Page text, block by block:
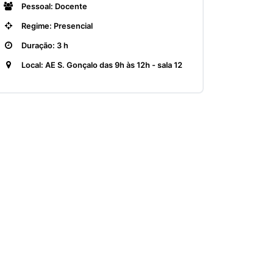
Pessoal: Docente
Regime: Presencial
Duração: 3 h
Local: AE S. Gonçalo das 9h às 12h - sala 12